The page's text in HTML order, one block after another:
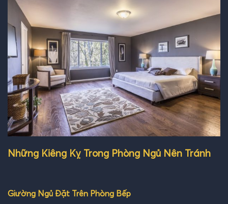
Những Kiêng Kỵ Trong Phòng Ngủ Nên Tránh
Giường Ngủ Đặt Trên Phòng Bếp